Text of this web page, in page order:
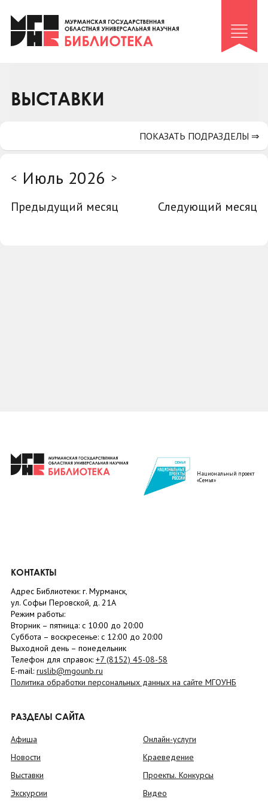
Клуб «Гиря и сельдерей»
Клуб «Семейный архив»
Коллегам
ВЫСТАВКИ
< Июль 2026 >
Предыдущий месяц
Следующий месяц
ПОКАЗАТЬ ПОДРАЗДЕЛЫ ⇒
Национальный проект
«Семья»
КОНТАКТЫ
Адрес Библиотеки: г. Мурманск,
ул. Софьи Перовской, д. 21А
Режим работы:
Вторник – пятница: с 10:00 до 20:00
Суббота – воскресенье: c 12:00 до 20:00
Выходной день – понедельник
Телефон для справок: +7 (8152) 45-08-58
E-mail: ruslib@mgounb.ru
Политика обработки персональных данных на сайте МГОУНБ
РАЗДЕЛЫ САЙТА
Афиша
Новости
Выставки
Экскурсии
Онлайн-услуги
Краеведение
Проекты. Конкурсы
Видео